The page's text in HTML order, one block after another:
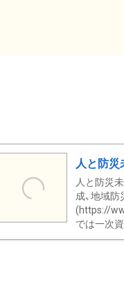
人と防
人と防災
成、地域
(https://
では一次資